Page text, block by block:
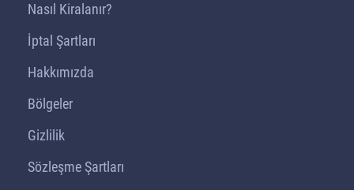
Nasıl Kiralanır?
İptal Şartları
Hakkımızda
Bölgeler
Gizlilik
Sözleşme Şartları